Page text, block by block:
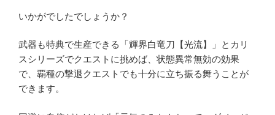
いかがでしたでしょうか？
武器も特典で生産できる「輝界白竜刀【光流】」とカリ
スシリーズでクエストに挑めば、状態異常無効の効果
で、覇種の撃退クエストでも十分に立ち振る舞うことが
できます。